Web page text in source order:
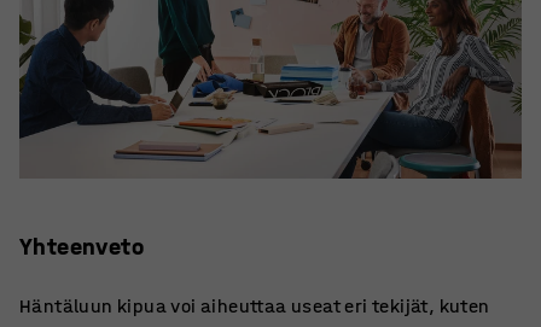
Yhteenveto
Häntäluun kipua voi aiheuttaa useat eri tekijät, kuten